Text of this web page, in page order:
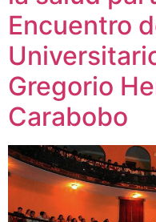
Encuentro
Gregorio
Carabobo